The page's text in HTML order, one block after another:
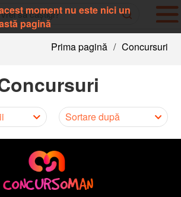
Prima pagină / Concursuri
Sortare după
moment nu este nici un
pagină